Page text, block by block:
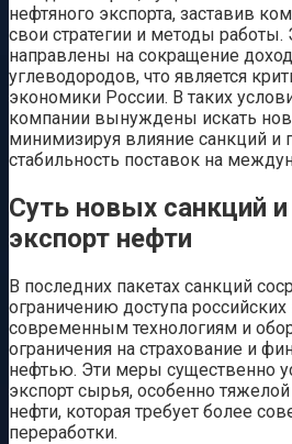
нефтяного экспорта, заставив
свои стратегии и методы работы.
направлены на сокращение
углеводородов, что является
экономики России. В таких
компании вынуждены искать
минимизируя влияние санкций и
стабильность поставок на
Суть новых санкций
экспорт нефти
В последних пакетах санкций
ограничению доступа
современным технологиям и
ограничения на страхование и
нефтью. Эти меры существенно
экспорт сырья, особенно
нефти, которая требует более
переработки.